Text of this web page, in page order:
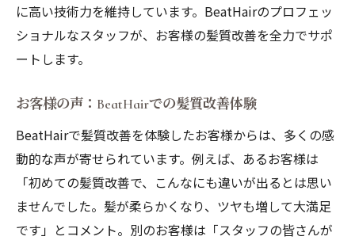
松江市の気候特性と髪質への影響
四季に応じたヘアケアのポイント
気候に合わせた髪質改善の具体的な方法
BeatHairの季節ごとのおすすめケア
気候変動に対応した髪質改善トリートメン
ト
お客様の体験談：季節ごとのケアの効果
髪質改善を目指す方におすすめ！BeatHairが選
ばれる理由
に高い技術力を維持しています。BeatHairのプロフェッ
ショナルなスタッフが、お客様の髪質改善を全力でサポ
ートします。
お客様の声：BeatHairでの髪質改善体験
BeatHairで髪質改善を体験したお客様からは、多くの感
動的な声が寄せられています。例えば、あるお客様は
「初めての髪質改善で、こんなにも違いが出るとは思い
ませんでした。髪が柔らかくなり、ツヤも増して大満足
です」とコメント。別のお客様は「スタッフの皆さんが